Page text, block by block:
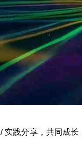
/ 实践分享，共同成长